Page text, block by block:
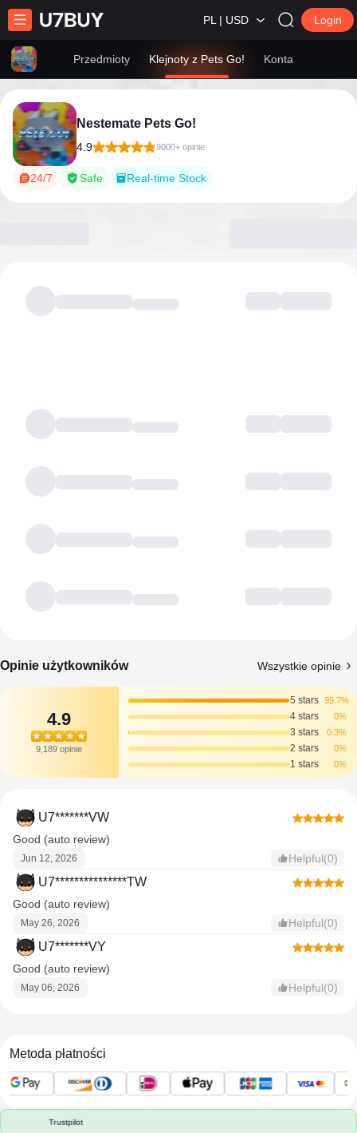
PL | USD Login
Przedmioty Klejnoty z Pets Go! Konta
Nestemate Pets Go!
4.9 9000+ opinie
24/7 Safe Real-time Stock
Opinie użytkowników Wszystkie opinie
4.9
9,189 opinie
5 stars 99.7%
4 stars 0%
3 stars 0.3%
2 stars 0%
1 stars 0%
U7*******VW
Good (auto review)
Jun 12, 2026 Helpful(0)
U7***************TW
Good (auto review)
May 26, 2026 Helpful(0)
U7*******VY
Good (auto review)
May 06, 2026 Helpful(0)
Metoda płatności
Trustpilot